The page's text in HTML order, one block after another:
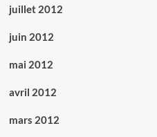
juillet 2012
juin 2012
mai 2012
avril 2012
mars 2012